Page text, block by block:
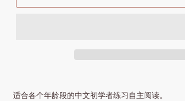
适合各个年龄段的中文初学者练习自主阅读。